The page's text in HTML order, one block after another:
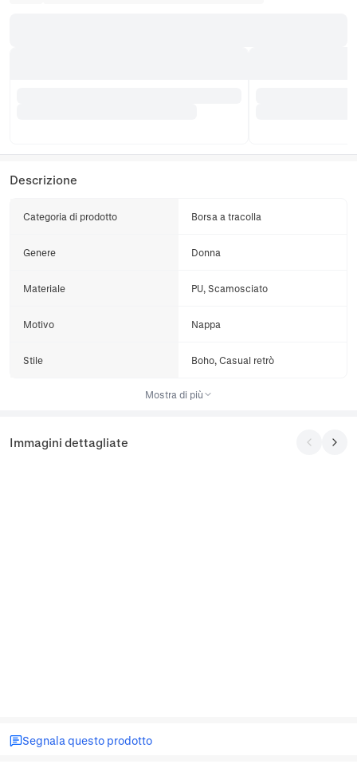
Descrizione
Categoria di prodotto Borsa a tracolla
Genere Donna
Materiale PU, Scamosciato
Motivo Nappa
Stile Boho, Casual retrò
Mostra di più
Immagini dettagliate
Segnala questo prodotto